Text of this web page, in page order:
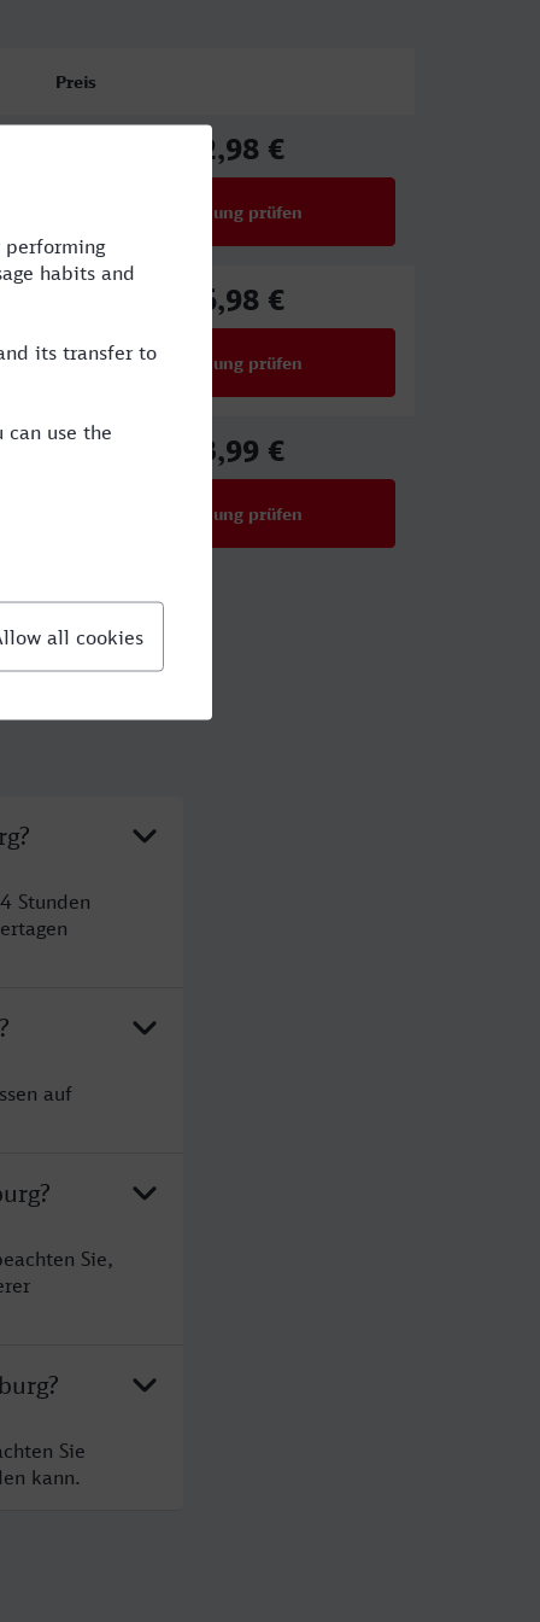
Preis
72,98 €
Verbindung prüfen
66,98 €
Verbindung prüfen
33,99 €
Verbindung prüfen
Stunden
auf
Sie,
Sie
kann.